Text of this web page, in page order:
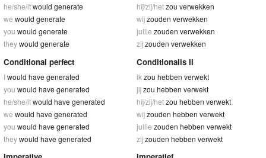
he/she/itwould generate
we would generate
you would generate
theywould generate
hij/zij/hetzou verwekken
wijzouden verwekken
jullie zouden verwekken
zijzouden verwekken
Conditional perfect
Iwould have generated
you would have generated
he/she/itwould have generated
we would have generated
you would have generated
theywould have generated
Conditionalis II
ik zou hebben verwekt
jijzou hebben verwekt
hij/zij/hetzou hebben verwekt
wijzouden hebben verwekt
jullie zouden hebben verwekt
zijzouden hebben verwekt